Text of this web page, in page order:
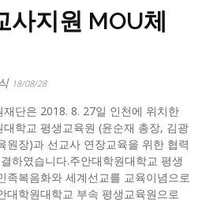
사지원 MOU체
18/08/28
재단은 2018. 8. 27일 인천에 위치한
대학교 평생교육원 (윤순재 총장, 김광
원장)과 선교사 연장교육을 위한 협력
하였습니다.주안대학원대학교 평생
족복음화와 세계선교를 교육이념으로
대학원대학교 부속 평생교육원으로